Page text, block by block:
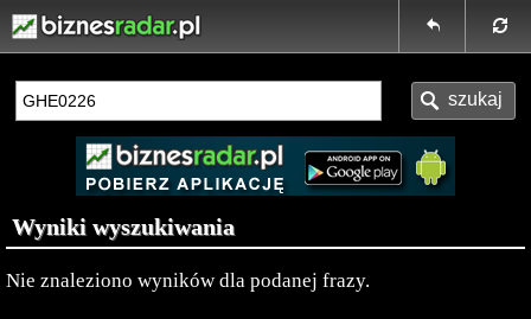
Wyniki wyszukiwania
Nie znaleziono wyników dla podanej frazy.